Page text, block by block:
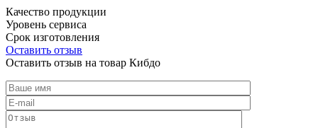
Качество продукции
Уровень сервиса
Срок изготовления
Оставить отзыв
Оставить отзыв на товар Кибдо